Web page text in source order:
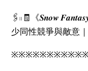
🖇️𓏻🧾《𝑺𝒏𝒐𝒘
少同性競爭與敵意